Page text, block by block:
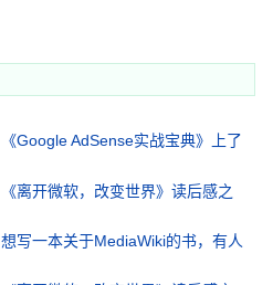
《Google AdSense实战宝典》上了
《离开微软，改变世界》读后感之
想写一本关于MediaWiki的书，有人